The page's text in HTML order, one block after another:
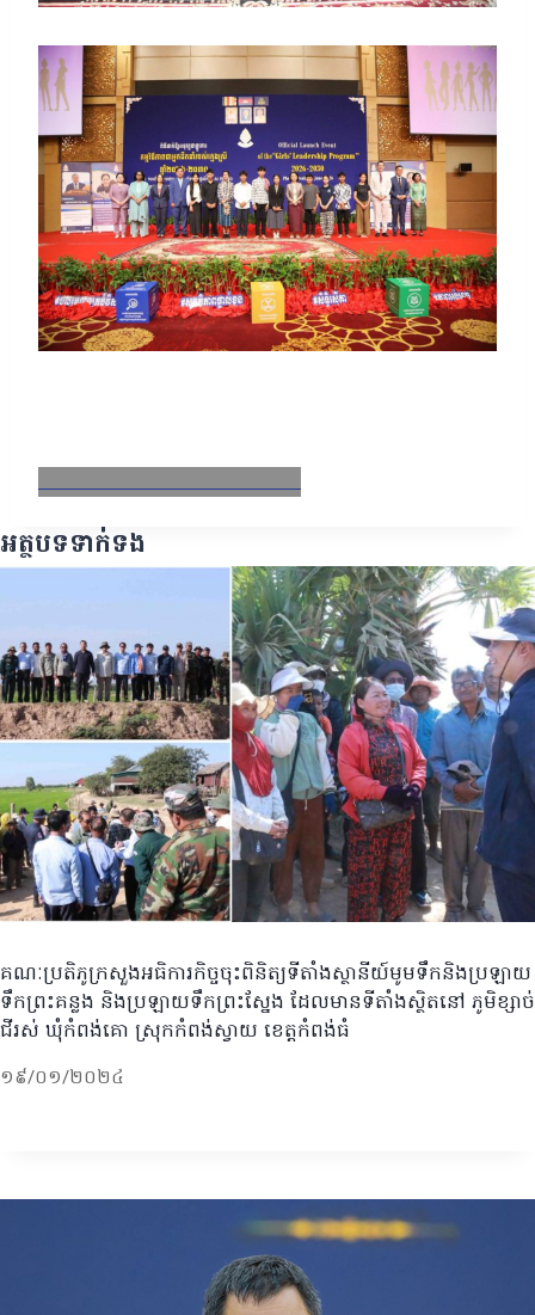
FacebookXEmailLinkedIn
អត្ថបទទាក់ទង
គណៈប្រតិភូក្រសួងអធិការកិច្ចចុះពិនិត្យទីតាំងស្ថានីយ៍មូមទឹកនិងប្រឡាយ
ទឹកព្រះគន្លង និងប្រឡាយទឹកព្រះស្នែង ដែលមានទីតាំងស្ថិតនៅ ភូមិខ្សាច់
ជីរស់ ឃុំកំពង់គោ ស្រុកកំពង់ស្វាយ ខេត្តកំពង់ធំ
១៩/០១/២០២៤